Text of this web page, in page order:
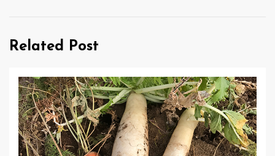
ー
ョ
ン
Related Post